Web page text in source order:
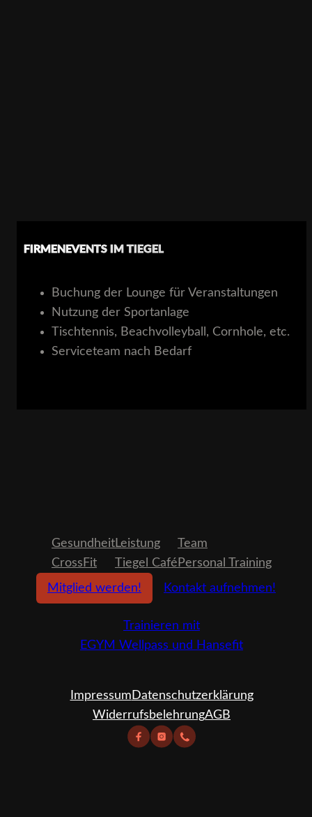
FIRMENEVENTS IM TIEGEL​
Buchung der Lounge für Veranstaltungen​
Nutzung der Sportanlage​
Tischtennis, Beachvolleyball, Cornhole, etc.​
Serviceteam nach Bedarf
Gesundheit
CrossFit
Leistung
Tiegel Café
Team
Personal Training
Mitglied werden!
Kontakt aufnehmen!
Trainieren mit
EGYM Wellpass und Hansefit
Impressum Datenschutzerklärung
WiderrufsbelehrungAGB